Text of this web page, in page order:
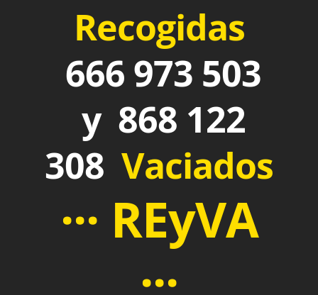
Recogidas
666 973 503
y 868 122
308 Vaciados
··· REyVA
···